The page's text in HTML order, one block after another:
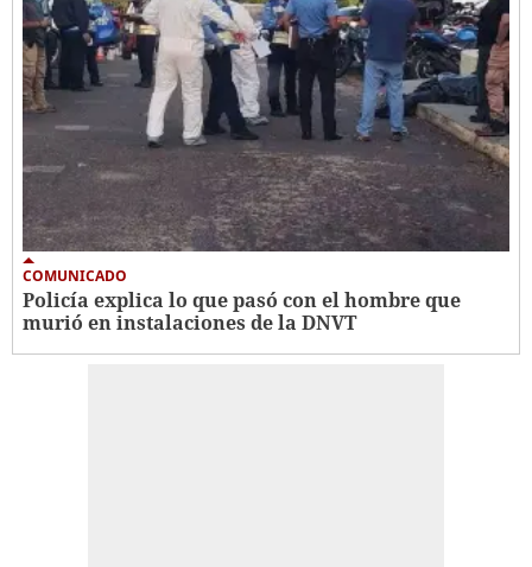
COMUNICADO
Policía explica lo que pasó con el hombre que
murió en instalaciones de la DNVT